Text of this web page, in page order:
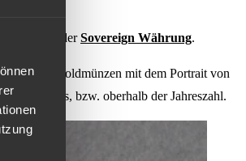
sprich derSovereign Währung.
Goldmünzen mit dem Portrait von
Georgs, bzw. oberhalb der Jahreszahl.